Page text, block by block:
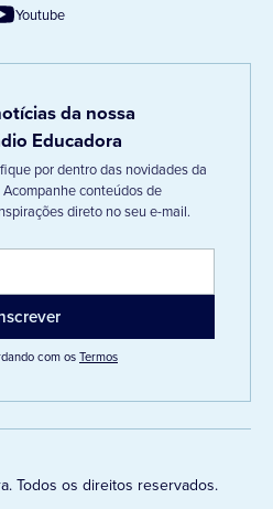
Youtube
da nossa
Educadora
por dentro das novidades da
conteúdos de
direto no seu e-mail.
com osTermos
Todos os direitos reservados.